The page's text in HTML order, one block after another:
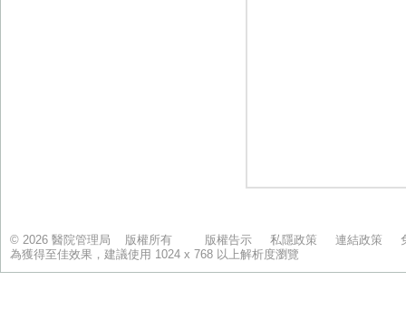
© 2026 醫院管理局 版權所有 版權告示 私隱政策 連結政策
為獲得至佳效果，建議使用 1024 x 768 以上解析度瀏覽